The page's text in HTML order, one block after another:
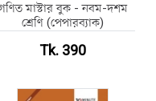
মাস্টার বুক - নবম-দশম
শ্রেণি (পেপারব্যাক)
Tk. 390